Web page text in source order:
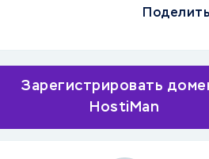
Зарегистрировать
HostiMan